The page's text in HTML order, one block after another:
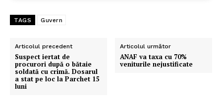
TAGS Guvern
Articolul precedent
Suspect iertat de
procurori după o bătaie
soldată cu crimă. Dosarul
a stat pe loc la Parchet 15
luni
Articolul următor
ANAF va taxa cu 70%
veniturile nejustificate